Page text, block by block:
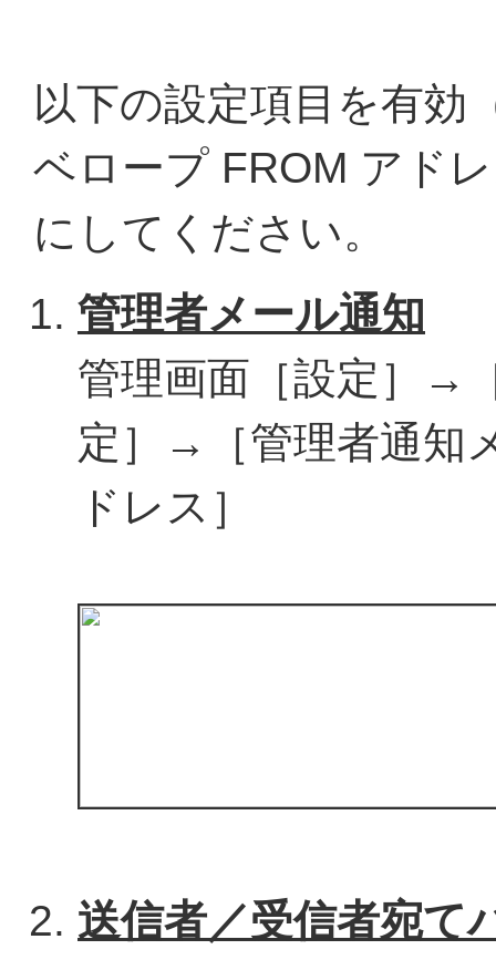
以下の設定項目を有効
ベロープ FROM アド
にしてください。
管理者メール通知
管理画面［設定］→
定］→［管理者通知
ドレス］
送信者／受信者宛て